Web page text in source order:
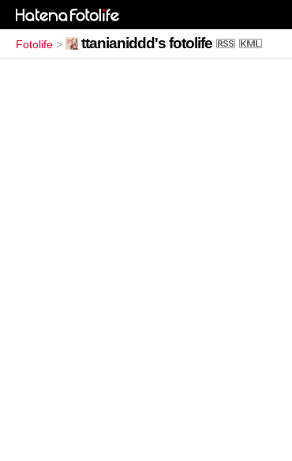
Fotolife > ttanianiddd's fotolife